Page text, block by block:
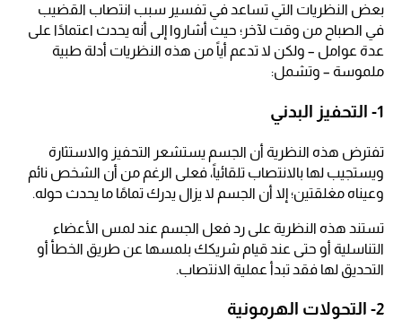
بعض النظريات التي تساعد في تفسير سبب انتصاب القضيب
في الصباح من وقت لآخر؛ حيث أشاروا إلى أنه يحدث اعتمادًا على
عدة عوامل – ولكن لا تدعم أياً من هذه النظريات أدلة طبية
ملموسة – وتشمل:
1- التحفيز البدني
تفترض هذه النظرية أن الجسم يستشعر التحفيز والاستثارة
ويستجيب لها بالانتصاب تلقائياً، فعلى الرغم من أن الشخص نائم
وعيناه مغلقتين؛ إلا أن الجسم لا يزال يدرك تمامًا ما يحدث حوله.
تستند هذه النظرية على رد فعل الجسم عند لمس الأعضاء
التناسلية أو حتى عند قيام شريكك بلمسها عن طريق الخطأ أو
التحديق لها فقد تبدأ عملية الانتصاب.
2- التحولات الهرمونية